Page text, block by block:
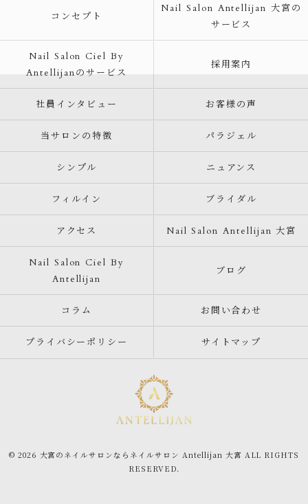
コンセプト
Nail Salon Antellijan 大宮の
サービス
Nail Salon Ciel By
Antellijanのサービス
採用案内
社員インタビュー お客様の声
当サロンの特徴 パラジェル
シンプル ニュアンス
フィルイン ブライダル
アクセス Nail Salon Antellijan 大宮
Nail Salon Ciel By
Antellijan
ブログ
コラム お問い合わせ
プライバシーポリシー サイトマップ
© 2026 大宮のネイルサロンならネイルサロン Antellijan 大宮 ALL RIGHTS
RESERVED.